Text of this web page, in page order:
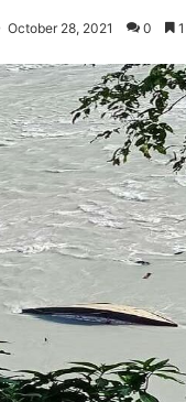
October 28, 2021 0